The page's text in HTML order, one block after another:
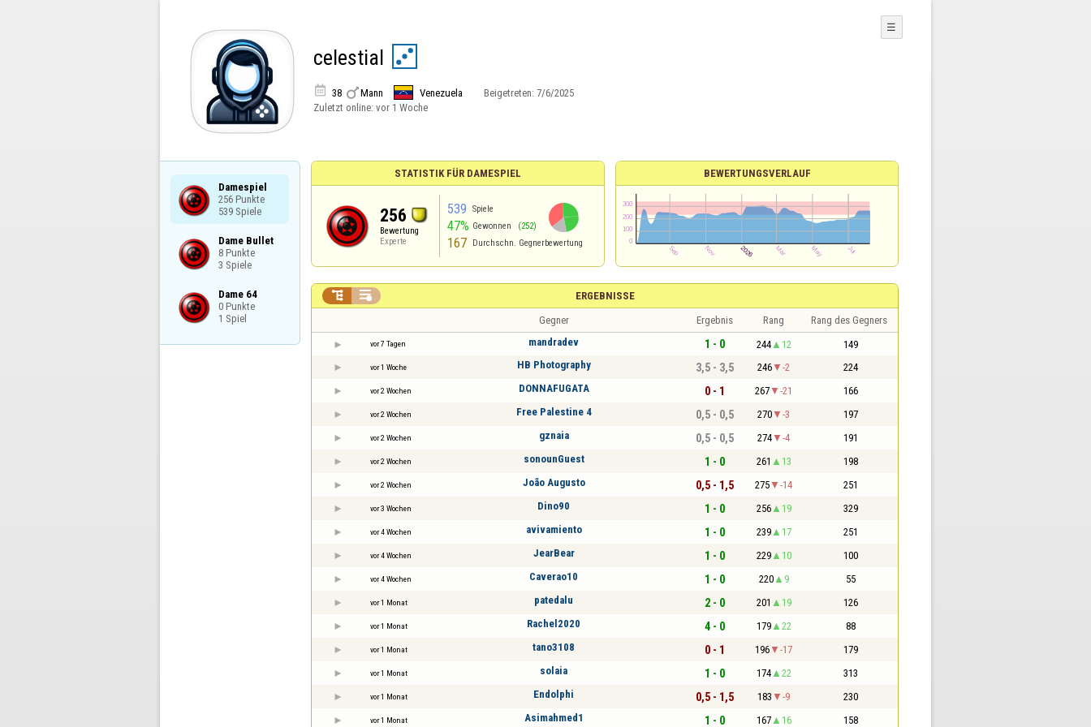
celestial
 38 Mann Venezuela Beigetreten: 7/6/2025
Zuletzt online: vor 1 Woche
☰
Damespiel
256 Punkte
539 Spiele
Dame Bullet
8 Punkte
3 Spiele
Dame 64
0 Punkte
1 Spiel
STATISTIK FÜR DAMESPIEL
256
Bewertung
Experte
539 Spiele
47% Gewonnen (252)
167 Durchschn. Gegnerbewertung
BEWERTUNGSVERLAUF
ERGEBNISSE
 
Gegner Ergebnis Rang Rang des Gegners
vor 7 Tagen mandradev 1 - 0 244 12 149
vor 1 Woche HB Photography 3,5 - 3,5 246 -2 224
vor 2 Wochen DONNAFUGATA 0 - 1 267 -21 166
vor 2 Wochen Free Palestine 4 0,5 - 0,5 270 -3 197
vor 2 Wochen gznaia 0,5 - 0,5 274 -4 191
vor 2 Wochen sonounGuest 1 - 0 261 13 198
vor 2 Wochen João Augusto 0,5 - 1,5 275 -14 251
vor 3 Wochen Dino90 1 - 0 256 19 329
vor 4 Wochen avivamiento 1 - 0 239 17 251
vor 4 Wochen JearBear 1 - 0 229 10 100
vor 4 Wochen Caverao10 1 - 0 220 9 55
vor 1 Monat patedalu 2 - 0 201 19 126
vor 1 Monat Rachel2020 4 - 0 179 22 88
vor 1 Monat tano3108 0 - 1 196 -17 179
vor 1 Monat solaia 1 - 0 174 22 313
vor 1 Monat Endolphi 0,5 - 1,5 183 -9 230
vor 1 Monat Asimahmed1 1 - 0 167 16 158